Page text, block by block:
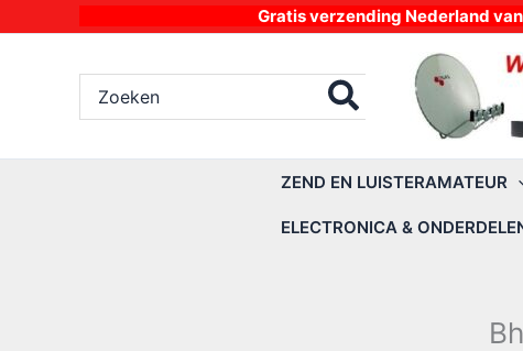
Gratis verzending Nederland vanaf
naar:
ZEND EN LUISTERAMATEUR
ELECTRONICA &